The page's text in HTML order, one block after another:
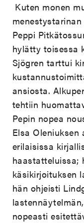
Kuten monen
Peppi
hylätty toisessa
Sjögren tarttui
ansiosta.
tehtiin
Pepin nopea
Elsa
erilaisissa
haastatteluissa;
käsikirjoituksen
hän ohjeisti
nopeasti